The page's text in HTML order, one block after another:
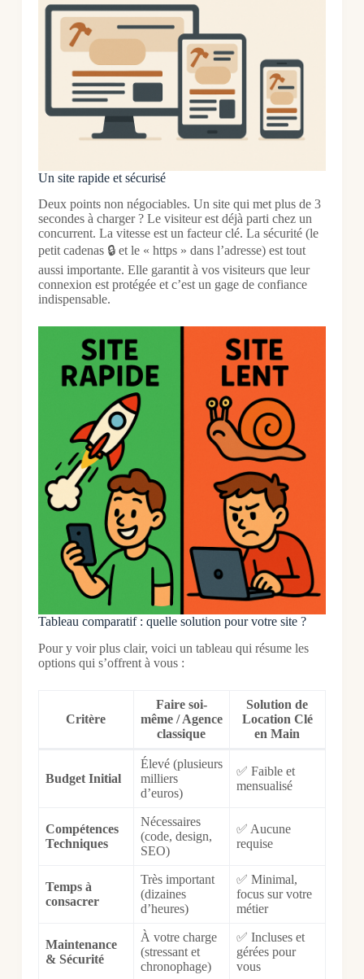
Un site rapide et sécurisé
Deux points non négociables. Un site qui met plus de 3
secondes à charger ? Le visiteur est déjà parti chez un
concurrent. La vitesse est un facteur clé. La sécurité (le
petit cadenas 🔒 et le « https » dans l’adresse) est tout
aussi importante. Elle garantit à vos visiteurs que leur
connexion est protégée et c’est un gage de confiance
indispensable.
Tableau comparatif : quelle solution pour votre site ?
Pour y voir plus clair, voici un tableau qui résume les
options qui s’offrent à vous :
Critère
Faire soi-
même / Agence
classique
Solution de
Location Clé
en Main
Budget Initial
Élevé (plusieurs
milliers
d’euros)
✅ Faible et
mensualisé
Compétences
Techniques
Nécessaires
(code, design,
SEO)
✅ Aucune
requise
Temps à
consacrer
Très important
(dizaines
d’heures)
✅ Minimal,
focus sur votre
métier
Maintenance
& Sécurité
À votre charge
(stressant et
chronophage)
✅ Incluses et
gérées pour
vous